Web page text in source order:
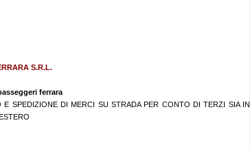
S.R.L.
ferrara
E SPEDIZIONE DI MERCI SU STRADA PER CONTO DI TERZI SIA IN